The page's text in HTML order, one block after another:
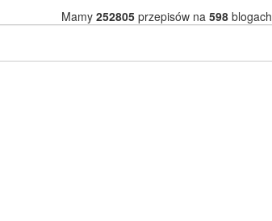
Mamy 252805przepisów na 598